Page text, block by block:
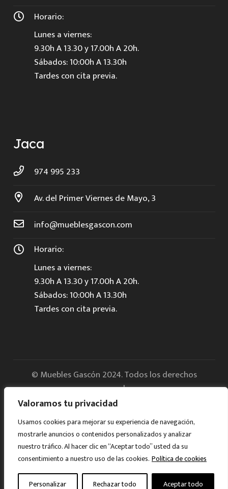
Valoramos tu privacidad
Usamos cookies para mejorar su experiencia de navegación,
mostrarle anuncios o contenidos personalizados y analizar
nuestro tráfico. Al hacer clic en “Aceptar todo” usted da su
consentimiento a nuestro uso de las cookies. Política de cookies
Personalizar Rechazar todo Aceptar todo
Horario:
Lunes a viernes:
9.30h A 13.30 y 17.00h A 20h.
Sábados: 10:00h A 13.30h
Tardes con cita previa.
Jaca
974 995 233
Av. del Primer Viernes de Mayo, 3
info@mueblesgascon.com
Horario:
Lunes a viernes:
9.30h A 13.30 y 17.00h A 20h.
Sábados: 10:00h A 13.30h
Tardes con cita previa.
© Muebles Gascón 2024. Todos los derechos
reservados.
Aviso legal
Política de Privacidad
Cookies